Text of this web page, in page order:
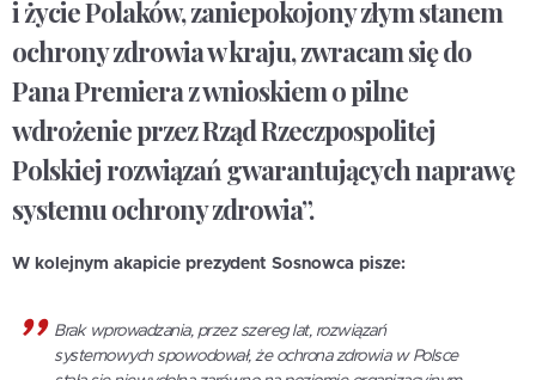
i życie Polaków, zaniepokojony złym stanem
ochrony zdrowia w kraju, zwracam się do
Pana Premiera z wnioskiem o pilne
wdrożenie przez Rząd Rzeczpospolitej
Polskiej rozwiązań gwarantujących naprawę
systemu ochrony zdrowia”.
W kolejnym akapicie prezydent Sosnowca pisze:
Brak wprowadzania, przez szereg lat, rozwiązań
systemowych spowodował, że ochrona zdrowia w Polsce